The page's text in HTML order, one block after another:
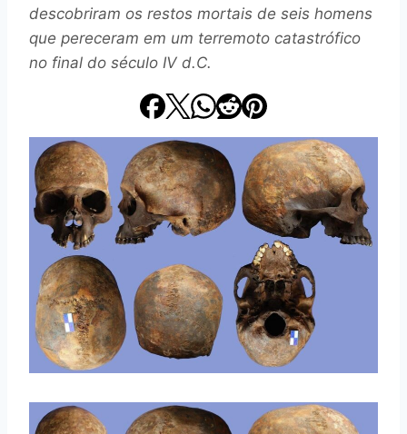
descobriram os restos mortais de seis homens
que pereceram em um terremoto catastrófico
no final do século IV d.C.